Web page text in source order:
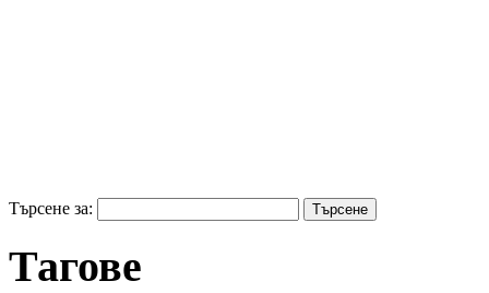
Търсене за:
Тагове